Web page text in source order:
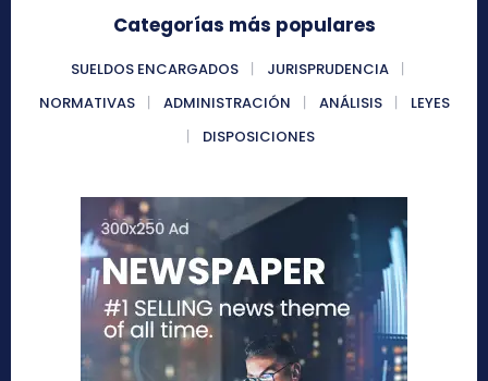
Categorías más populares
SUELDOS ENCARGADOS
JURISPRUDENCIA
NORMATIVAS
ADMINISTRACIÓN ANÁLISIS
LEYES
DISPOSICIONES